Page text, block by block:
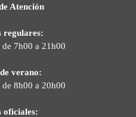
Atención
regulares:
7h00 a 21h00
verano:
8h00 a 20h00
oficiales: